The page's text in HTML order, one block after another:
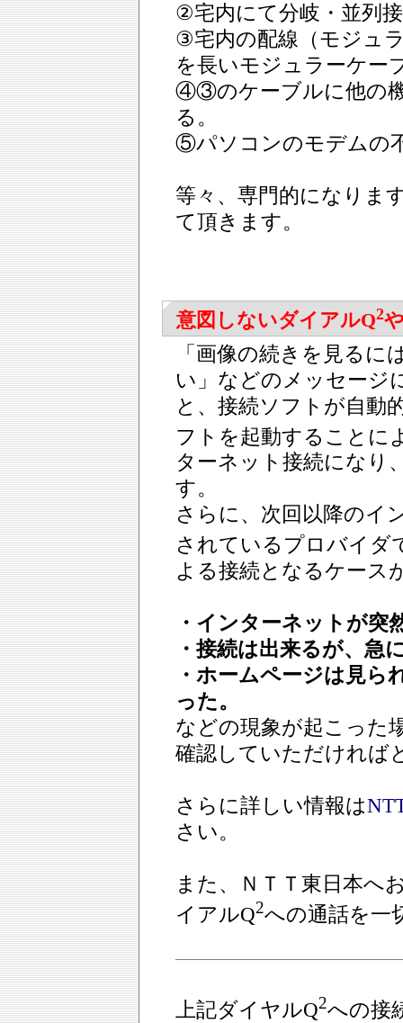
②宅内にて分岐・並列
③宅内の配線（モジュ
を長いモジュラーケー
④③のケーブルに他の
る。
⑤パソコンのモデムの
等々、専門的になりま
て頂きます。
意図しないダイアルQ2
「画像の続きを見る
い」などのメッセージ
と、接続ソフトが自動
フトを起動することに
ターネット接続になり
す。
さらに、次回以降のイ
されているプロバイダ
よる接続となるケース
・インターネットが突
・接続は出来るが、急
・ホームページは見ら
った。
などの現象が起こった
確認していただければ
さらに詳しい情報は
さい。
また、ＮＴＴ東日本へ
イアルQ2への通話を一
上記ダイヤルQ2への接